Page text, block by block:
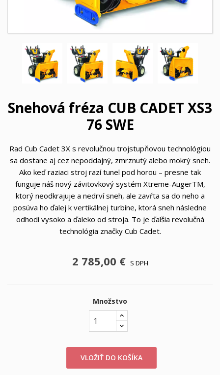
Snehová fréza CUB CADET XS3
76 SWE
Rad Cub Cadet 3X s revolučnou trojstupňovou technológiou
sa dostane aj cez nepoddajný, zmrznutý alebo mokrý sneh.
Ako keď raziaci stroj razí tunel pod horou – presne tak
funguje náš nový závitovkový systém Xtreme-AugerTM,
ktorý neodkrajuje a nedrví sneh, ale zavŕta sa do neho a
posúva ho ďalej k vertikálnej turbíne, ktorá sneh následne
odhodí vysoko a ďaleko od stroja. To je ďalšia revolučná
technológia značky Cub Cadet.
2 785,00 € S DPH
Množstvo
VLOŽIŤ DO KOŠÍKA